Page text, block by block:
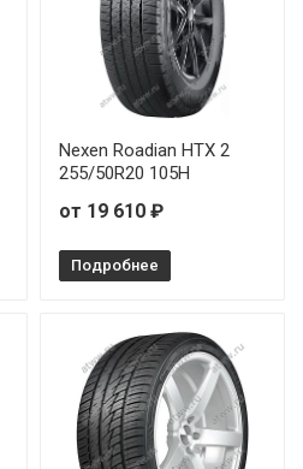
Nexen Roadian HTX 2
255/50R20 105H
от 19 610 ₽
Подробнее